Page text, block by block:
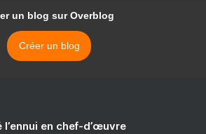
un blog sur Overblog
Créer un blog
en chef-d’œuvre